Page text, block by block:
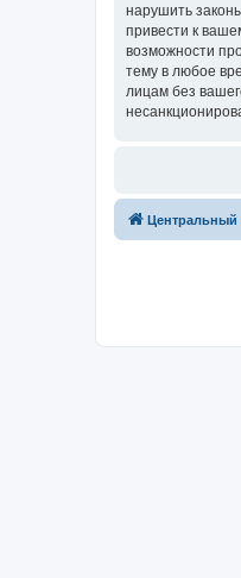
нарушить
привести к
возможности
тему в любое
лицам без
Центральный